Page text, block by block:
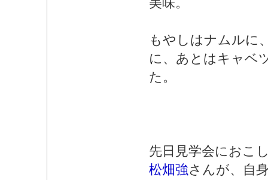
もやしはナムルに
に、あとはキャベ
た。
先日見学会におこ
松畑強さんが、自